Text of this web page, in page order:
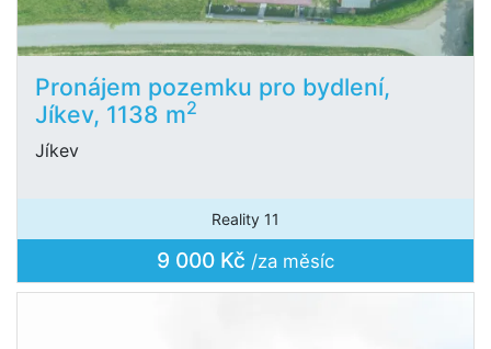
Pronájem pozemku pro bydlení,
Jíkev, 1138 m2
Jíkev
Reality 11
9 000 Kč /za měsíc